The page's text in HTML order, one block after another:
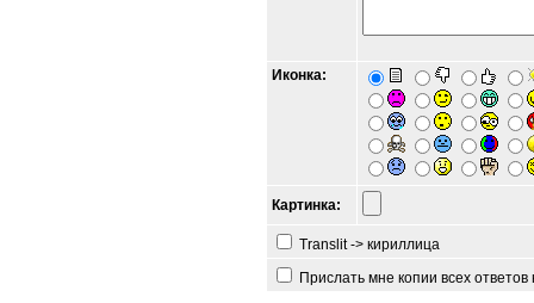
Иконка:
Картинка:
Translit -> кириллица
Прислать мне копии всех